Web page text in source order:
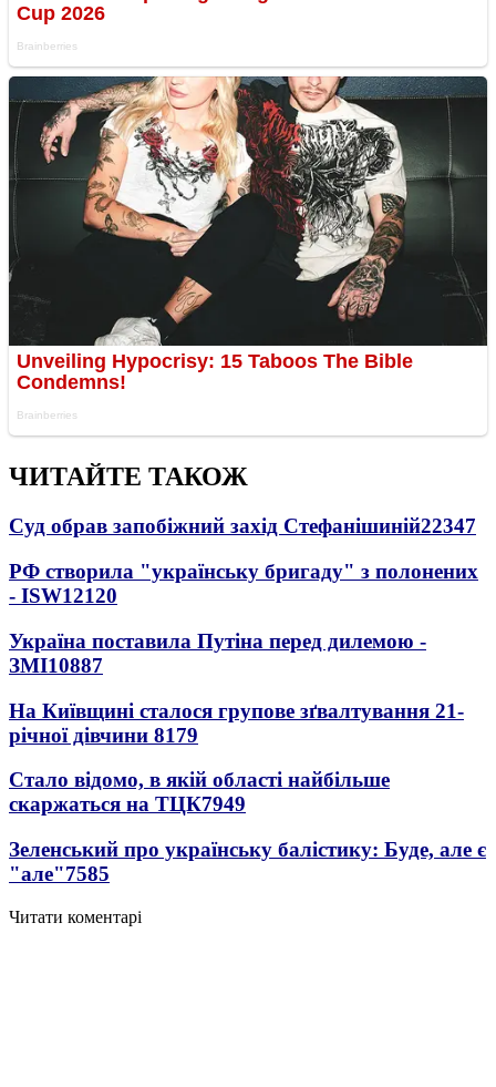
ЧИТАЙТЕ ТАКОЖ
Суд обрав запобіжний захід Стефанішиній22347
РФ створила "українську бригаду" з полонених
- ISW12120
Україна поставила Путіна перед дилемою -
ЗМІ10887
На Київщині сталося групове зґвалтування 21-
річної дівчини 8179
Стало відомо, в якій області найбільше
скаржаться на ТЦК7949
Зеленський про українську балістику: Буде, але є
"але"7585
Читати коментарі